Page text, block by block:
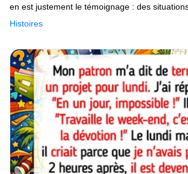
Histoires
en est justement le témoignage : des
évident pour tout le monde... sauf pour une